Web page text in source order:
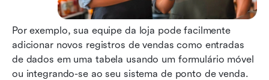
Por exemplo, sua equipe da loja pode facilmente
adicionar novos registros de vendas como entradas
de dados em uma tabela usando um formulário móvel
ou integrando-se ao seu sistema de ponto de venda.